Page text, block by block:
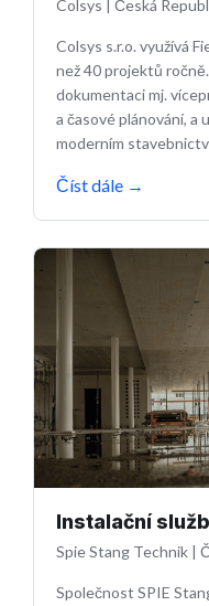
Colsys Česká
Colsys s.r.o. využívá
než 40 projektů
dokumentaci mj.
a časové plánování, a
moderním
Číst dále →
Instalační
Spie Stang Technik |
Společnost SPIE